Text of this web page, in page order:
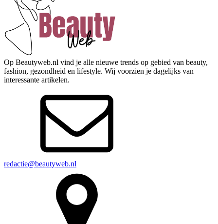
Op Beautyweb.nl vind je alle nieuwe trends op gebied van beauty,
fashion, gezondheid en lifestyle. Wij voorzien je dagelijks van
interessante artikelen.
redactie@beautyweb.nl